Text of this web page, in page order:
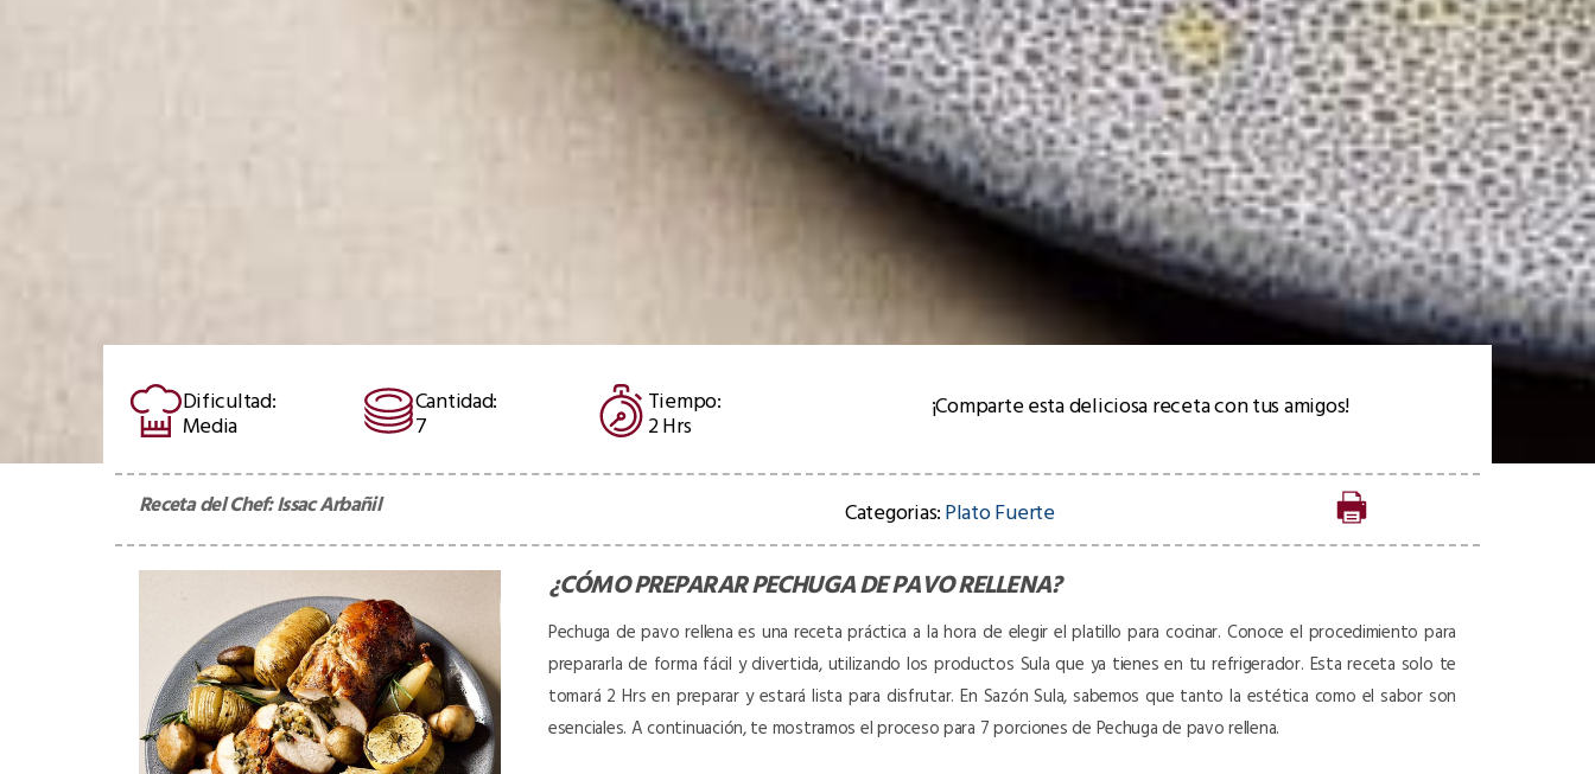
Dificultad:
Media
Cantidad:
7
Tiempo:
2 Hrs
¡Comparte esta deliciosa receta con tus amigos!
Receta del Chef:Issac Arbañil Categorias:Plato Fuerte
¿CÓMO PREPARARPECHUGA DE PAVO RELLENA?
Pechuga de pavo rellena es una receta práctica a la hora de elegir el platillo para cocinar. Conoce el procedimiento para
prepararla de forma fácil y divertida, utilizando los productos Sula que ya tienes en tu refrigerador. Esta receta solo te
tomará 2 Hrs en preparar y estará lista para disfrutar. En Sazón Sula, sabemos que tanto la estética como el sabor son
esenciales. A continuación, te mostramos el proceso para 7 porciones de Pechuga de pavo rellena.